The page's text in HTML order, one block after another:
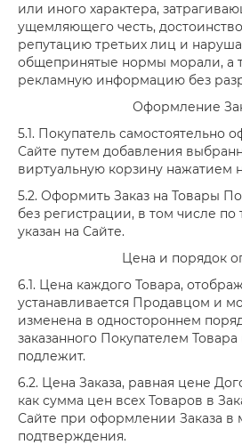
или иного характера,
ущемляющего честь,
репутацию третьих лиц и
общепринятые нормы морали, а
рекламную информацию без
Оформление
5.1. Покупатель самостоятельно
Сайте путем добавления
виртуальную корзину нажатием
5.2. Оформить Заказ на Товары
без регистрации, в том числе по
указан на Сайте.
Цена и порядок
6.1. Цена каждого Товара,
устанавливается Продавцом и
изменена в одностороннем
заказанного Покупателем
подлежит.
6.2. Цена Заказа, равная цене
как сумма цен всех Товаров в
Сайте при оформлении Заказа в
подтверждения.